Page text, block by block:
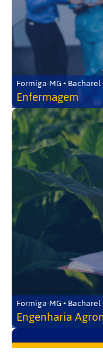
Formiga-MG •
Enfermagem
Formiga-MG •
Engenharia